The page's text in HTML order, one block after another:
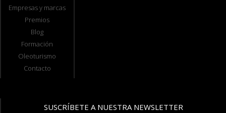
Empresas y marcas
Premios
Blog
Formación
Oleoturismo
Contacto
SUSCRÍBETE A NUESTRA NEWSLETTER